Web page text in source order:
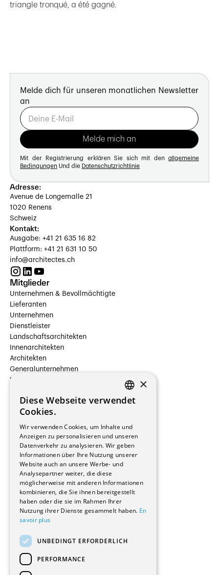
triangle tronqué, a été gagné.
Melde dich für unseren monatlichen Newsletter
an
Mit der Registrierung erklären Sie sich mit den allgemeine
Bedingungen Und die Datenschutzrichtlinie
Adresse:
Avenue de Longemalle 21
1020 Renens
Schweiz
Kontakt:
Ausgabe: +41 21 635 16 82
Plattform: +41 21 631 10 50
info@architectes.ch
Mitglieder
Unternehmen & Bevollmächtigte
Lieferanten
Unternehmen
Dienstleister
Landschaftsarchitekten
Innenarchitekten
Architekten
Generalunternehmen
Beauftragte Unternehmen
Hersteller/Lieferanten
Bauherrschaften
Immobilienverwaltungsgesellschaften
Stockwerkeigentum
Reportagen
Wohnungen
Renovierungen
Innere Umbauten
Gastgewerbe und Tourismus
Verwaltungsgebäude und Geschäfte
Schuleinrichtungen
Medizinische Einrichtungen
Kultur - Sport - Freizeit
Industrie - Handwerk
Transport und Parkplätze
FRENCH
×
Diese Webseite verwendet
Cookies.
Wir verwenden Cookies, um Inhalte und
Anzeigen zu personalisieren und unseren
Datenverkehr zu analysieren. Wir geben
Informationen über Ihre Nutzung unserer
Website auch an unsere Werbe- und
Analysepartner weiter, die diese
möglicherweise mit anderen Informationen
kombinieren, die Sie ihnen bereitgestellt
haben oder die sie im Rahmen Ihrer
Nutzung ihrer Dienste gesammelt haben. En
savoir plus
UNBEDINGT ERFORDERLICH
PERFORMANCE